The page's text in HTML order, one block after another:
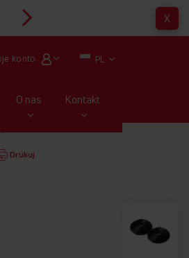
X
konto PL
O nas Kontakt
Drukuj